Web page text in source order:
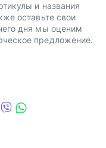
и названия
оставьте свои
дня мы оценим
предложение.